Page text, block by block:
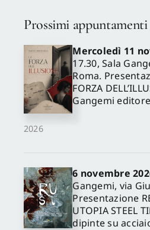
Prossimi appuntamenti
2026
Mercoledì 11
17.30, Sala
Roma.
FORZA
Gangemi
6 novembre
Gangemi, via
Presentazione
UTOPIA STEEL
dipinte su